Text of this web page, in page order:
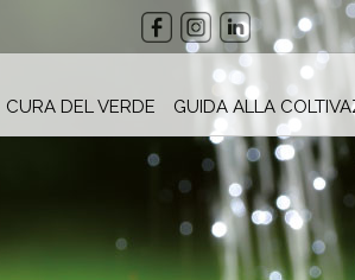
CURA DEL VERDE GUIDA ALLA